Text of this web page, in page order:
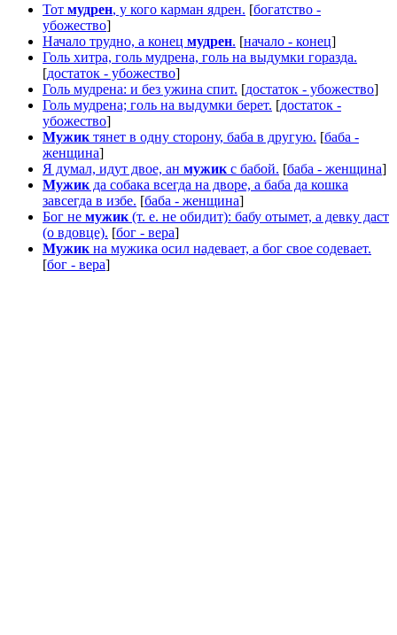
Тот мудрен, у кого карман ядрен. [богатство -
убожество]
Начало трудно, а конец мудрен. [начало - конец]
Голь хитра, голь мудрена, голь на выдумки горазда.
[достаток - убожество]
Голь мудрена: и без ужина спит. [достаток - убожество]
Голь мудрена; голь на выдумки берет. [достаток -
убожество]
Мужик тянет в одну сторону, баба в другую. [баба -
женщина]
Я думал, идут двое, ан мужик с бабой. [баба - женщина]
Мужик да собака всегда на дворе, а баба да кошка
завсегда в избе. [баба - женщина]
Бог не мужик (т. е. не обидит): бабу отымет, а девку даст
(о вдовце). [бог - вера]
Мужик на мужика осил надевает, а бог свое содевает.
[бог - вера]